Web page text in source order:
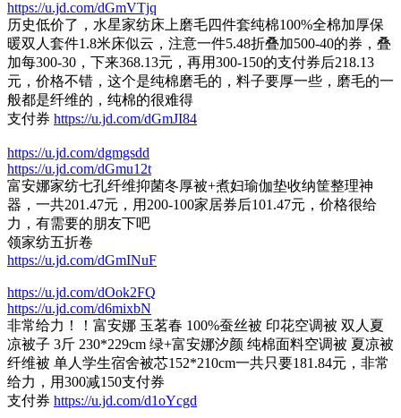
https://u.jd.com/dGmVTjq
历史低价了，水星家纺床上磨毛四件套纯棉100%全棉加厚保
暖双人套件1.8米床似云，注意一件5.48折叠加500-40的券，叠
加每300-30，下来368.13元，再用300-150的支付券后218.13
元，价格不错，这个是纯棉磨毛的，料子要厚一些，磨毛的一
般都是纤维的，纯棉的很难得
支付券 https://u.jd.com/dGmJI84
https://u.jd.com/dgmgsdd
https://u.jd.com/dGmu12t
富安娜家纺七孔纤维抑菌冬厚被+煮妇瑜伽垫收纳筐整理神
器，一共201.47元，用200-100家居券后101.47元，价格很给
力，有需要的朋友下吧
领家纺五折卷
https://u.jd.com/dGmINuF
https://u.jd.com/dOok2FQ
https://u.jd.com/d6mixbN
非常给力！！富安娜 玉茗春 100%蚕丝被 印花空调被 双人夏
凉被子 3斤 230*229cm 绿+富安娜汐颜 纯棉面料空调被 夏凉被
纤维被 单人学生宿舍被芯152*210cm一共只要181.84元，非常
给力，用300减150支付券
支付券 https://u.jd.com/d1oYcgd